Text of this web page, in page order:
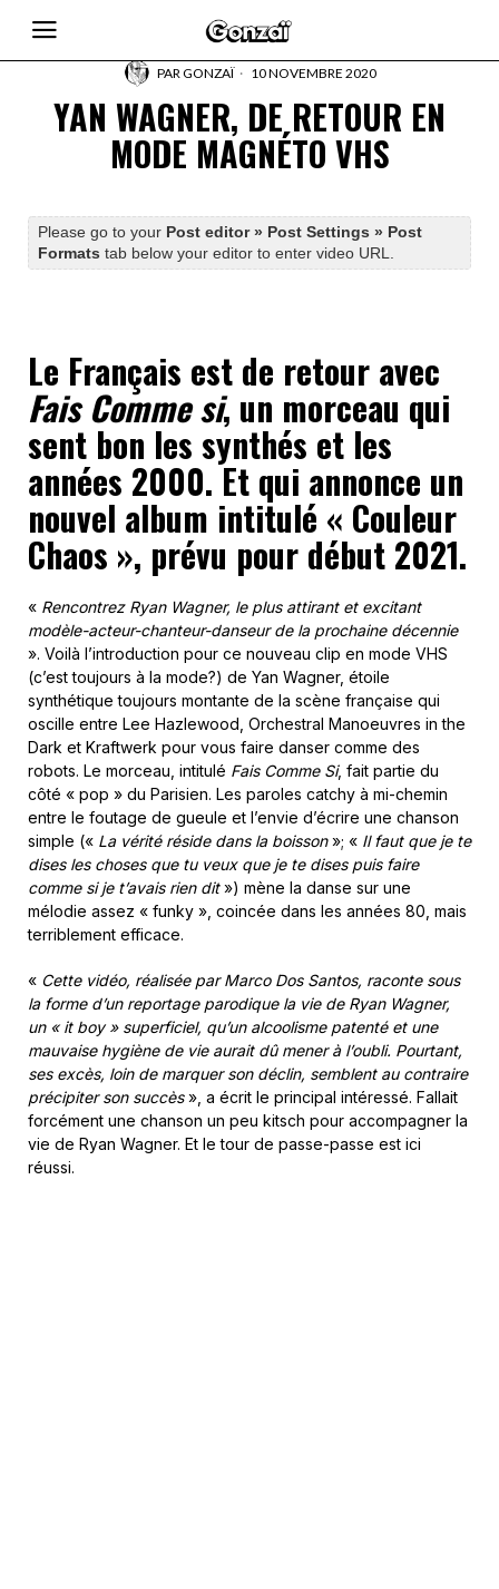
PARGONZAÏ 10 NOVEMBRE 2020
YAN WAGNER, DE RETOUR EN
MODE MAGNÉTO VHS
Please go to your Post editor » Post Settings » Post
Formats tab below your editor to enter video URL.
Le Français est de retour avec
Fais Comme si, un morceau qui
sent bon les synthés et les
années 2000. Et qui annonce un
nouvel album intitulé « Couleur
Chaos », prévu pour début 2021.
« Rencontrez Ryan Wagner, le plus attirant et excitant
modèle-acteur-chanteur-danseur de la prochaine décennie
». Voilà l’introduction pour ce nouveau clip en mode VHS
(c’est toujours à la mode?) de Yan Wagner, étoile
synthétique toujours montante de la scène française qui
oscille entre Lee Hazlewood, Orchestral Manoeuvres in the
Dark et Kraftwerk pour vous faire danser comme des
robots. Le morceau, intitulé Fais Comme Si, fait partie du
côté « pop » du Parisien. Les paroles catchy à mi-chemin
entre le foutage de gueule et l’envie d’écrire une chanson
simple (« La vérité réside dans la boisson»; « Il faut que je te
dises les choses que tu veux que je te dises puis faire
comme si je t’avais rien dit») mène la danse sur une
mélodie assez « funky », coincée dans les années 80, mais
terriblement efficace.
« Cette vidéo, réalisée par Marco Dos Santos, raconte sous
la forme dʼun reportage parodique la vie de Ryan Wagner,
un « it boy » superficiel, quʼun alcoolisme patenté et une
mauvaise hygiène de vie aurait dû mener à lʼoubli. Pourtant,
ses excès, loin de marquer son déclin, semblent au contraire
précipiter son succès», a écrit le principal intéressé. Fallait
forcément une chanson un peu kitsch pour accompagner la
vie de Ryan Wagner. Et le tour de passe-passe est ici
réussi.